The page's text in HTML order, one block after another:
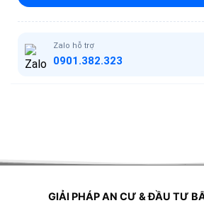
Zalo hỗ trợ
0901.382.323
GIẢI PHÁP AN CƯ & ĐẦU TƯ